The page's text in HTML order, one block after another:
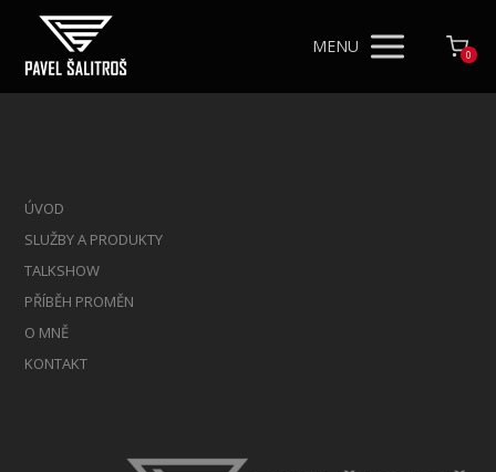
MENU 0
ÚVOD
SLUŽBY A PRODUKTY
TALKSHOW
PŘÍBĚH PROMĚN
O MNĚ
KONTAKT